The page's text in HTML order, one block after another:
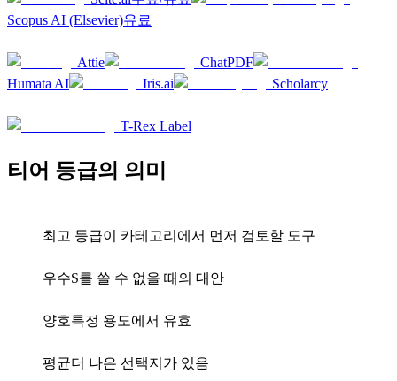
Scopus AI (Elsevier)유료
Attie
ChatPDF
Humata AI
Iris.ai
Scholarcy
T-Rex Label
티어 등급의 의미
최고 등급이 카테고리에서 먼저 검토할 도구
우수S를 쓸 수 없을 때의 대안
양호특정 용도에서 유효
평균더 나은 선택지가 있음